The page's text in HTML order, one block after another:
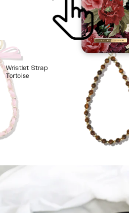
Wristlet Strap
Tortoise